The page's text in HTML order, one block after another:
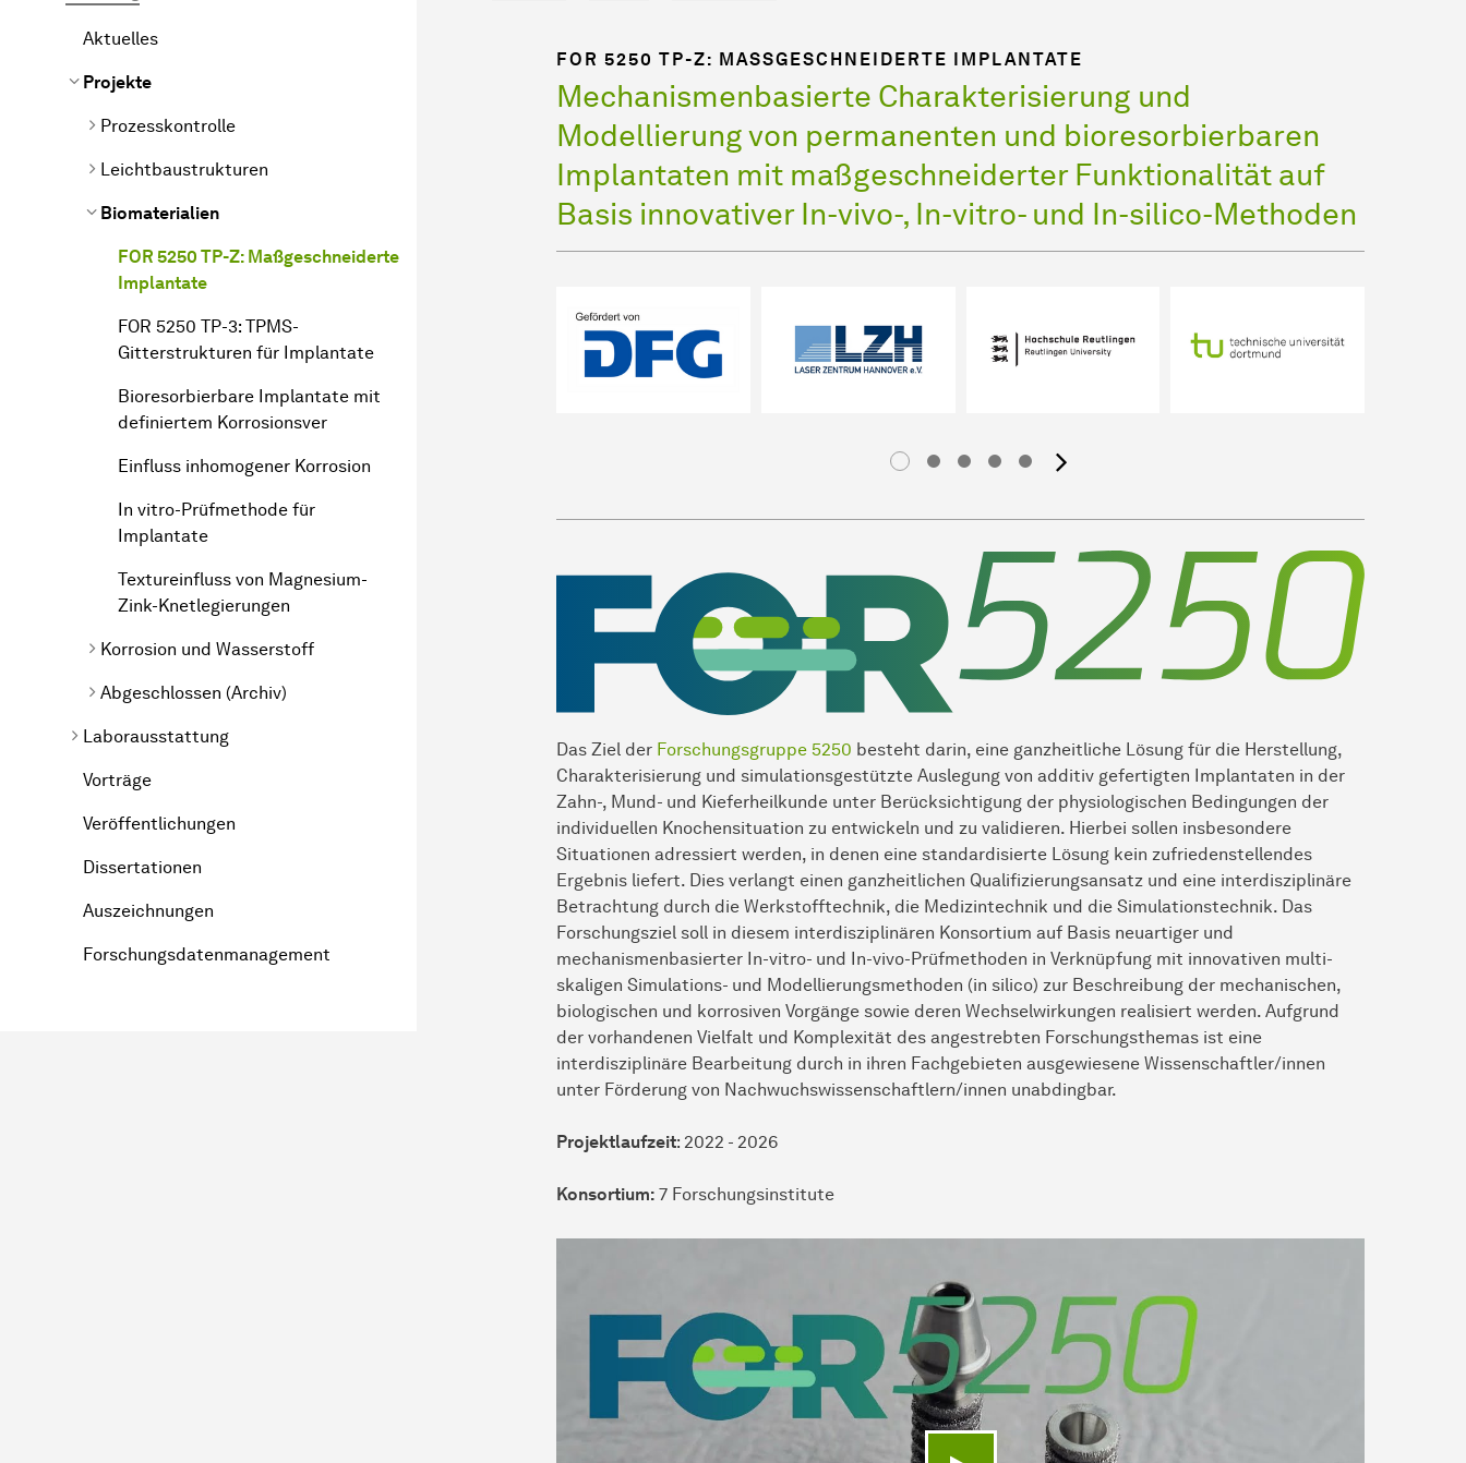
Aktuelles
Projekte
Prozesskontrolle
Leichtbaustrukturen
Biomaterialien
FOR 5250 TP-Z: Maßgeschneiderte
Implantate
FOR 5250 TP-3: TPMS-
Gitterstrukturen für Implantate
Bioresorbierbare Implantate mit
definiertem Korrosionsver
Einfluss inhomogener Korrosion
In vitro-Prüfmethode für
Implantate
Textureinfluss von Magnesium-
Zink-Knetlegierungen
Korrosion und Wasserstoff
Abgeschlossen (Archiv)
Laborausstattung
Vorträge
Veröffentlichungen
Dissertationen
Auszeichnungen
Forschungsdatenmanagement
FOR 5250 TP-Z: MASSGESCHNEIDERTE IMPLANTATE
Mechanismenbasierte Charakterisierung und
Modellierung von permanenten und bioresorbierbaren
Implantaten mit maßgeschneiderter Funktionalität auf
Basis innovativer In-vivo-, In-vitro- und In-silico-Methoden
Nächstes Bild
Das Ziel der Forschungsgruppe 5250 besteht darin, eine ganzheitliche Lösung für die Herstellung,
Charakterisierung und simulationsgestützte Auslegung von additiv gefertigten Implantaten in der
Zahn-, Mund- und Kieferheilkunde unter Berücksichtigung der physiologischen Bedingungen der
individuellen Knochensituation zu entwickeln und zu validieren. Hierbei sollen insbesondere
Situationen adressiert werden, in denen eine standardisierte Lösung kein zufriedenstellendes
Ergebnis liefert. Dies verlangt einen ganzheitlichen Qualifizierungsansatz und eine interdisziplinäre
Betrachtung durch die Werkstofftechnik, die Medizintechnik und die Simulationstechnik. Das
Forschungsziel soll in diesem interdisziplinären Konsortium auf Basis neuartiger und
mechanismenbasierter In-vitro- und In-vivo-Prüfmethoden in Verknüpfung mit innovativen multi-
skaligen Simulations- und Modellierungsmethoden (in silico) zur Beschreibung der mechanischen,
biologischen und korrosiven Vorgänge sowie deren Wechselwirkungen realisiert werden. Aufgrund
der vorhandenen Vielfalt und Komplexität des angestrebten Forschungsthemas ist eine
interdisziplinäre Bearbeitung durch in ihren Fachgebieten ausgewiesene Wissenschaftler/innen
unter Förderung von Nachwuchswissenschaftlern/innen unabdingbar.
Projektlaufzeit: 2022 - 2026
Konsortium: 7 Forschungsinstitute